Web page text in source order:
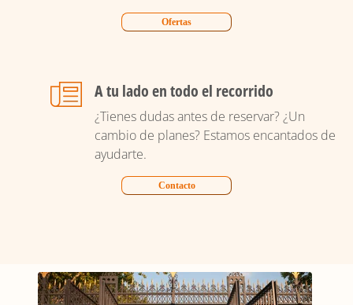
Ofertas
A tu lado en todo el recorrido
¿Tienes dudas antes de reservar? ¿Un
cambio de planes? Estamos encantados de
ayudarte.
Contacto
Carrusel Madrid - Málaga